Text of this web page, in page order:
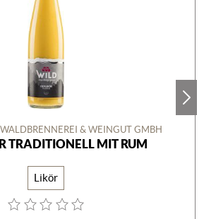
& WEINGUT GMBH
TRADITIONELL MIT RUM
Likör